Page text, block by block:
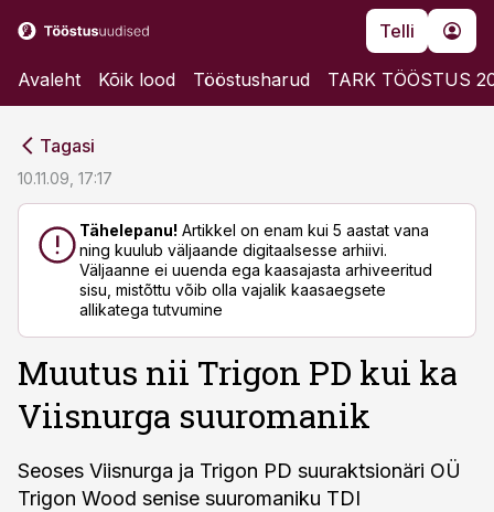
Telli
Avaleht Kõik lood Tööstusharud TARK TÖÖSTUS
Tagasi
10.11.09, 17:17
Tähelepanu! Artikkel on enam kui 5 aastat vana
ning kuulub väljaande digitaalsesse arhiivi.
Väljaanne ei uuenda ega kaasajasta arhiveeritud
sisu, mistõttu võib olla vajalik kaasaegsete
allikatega tutvumine
Muutus nii Trigon PD kui ka
Viisnurga suuromanik
Seoses Viisnurga ja Trigon PD suuraktsionäri OÜ
Trigon Wood senise suuromaniku TDI